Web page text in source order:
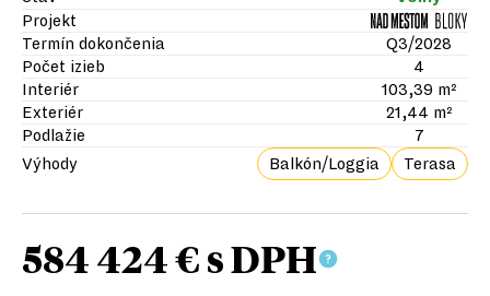
Projekt
Termín dokončenia
Q3/2028
Počet izieb
4
Interiér
103,39 m²
Exteriér
21,44 m²
Podlažie
7
Výhody
Balkón/Loggia Terasa
584 424 €s DPH